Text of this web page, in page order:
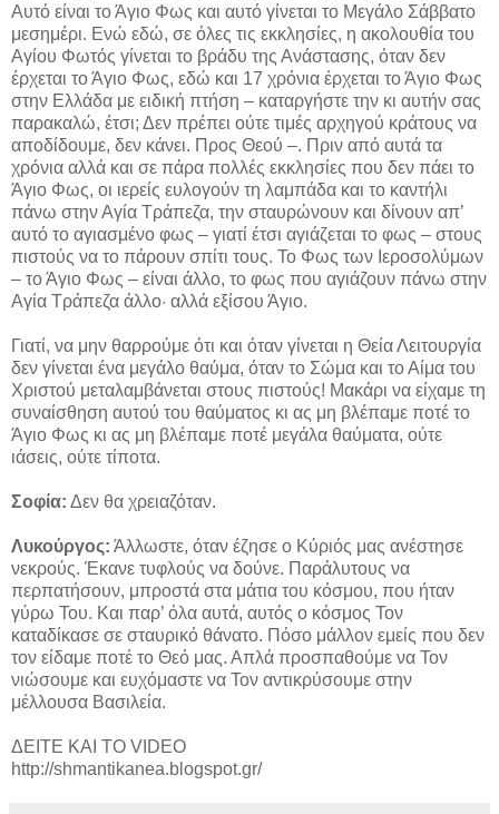
Αυτό είναι το Άγιο Φως και αυτό γίνεται το Μεγάλο Σάββατο
μεσημέρι. Ενώ εδώ, σε όλες τις εκκλησίες, η ακολουθία του
Αγίου Φωτός γίνεται το βράδυ της Ανάστασης, όταν δεν
έρχεται το Άγιο Φως, εδώ και 17 χρόνια έρχεται το Άγιο Φως
στην Ελλάδα με ειδική πτήση – καταργήστε την κι αυτήν σας
παρακαλώ, έτσι; Δεν πρέπει ούτε τιμές αρχηγού κράτους να
αποδίδουμε, δεν κάνει. Προς Θεού –. Πριν από αυτά τα
χρόνια αλλά και σε πάρα πολλές εκκλησίες που δεν πάει το
Άγιο Φως, οι ιερείς ευλογούν τη λαμπάδα και το καντήλι
πάνω στην Αγία Τράπεζα, την σταυρώνουν και δίνουν απ’
αυτό το αγιασμένο φως – γιατί έτσι αγιάζεται το φως – στους
πιστούς να το πάρουν σπίτι τους. Το Φως των Ιεροσολύμων
– το Άγιο Φως – είναι άλλο, το φως που αγιάζουν πάνω στην
Αγία Τράπεζα άλλο· αλλά εξίσου Άγιο.
Γιατί, να μην θαρρούμε ότι και όταν γίνεται η Θεία Λειτουργία
δεν γίνεται ένα μεγάλο θαύμα, όταν το Σώμα και το Αίμα του
Χριστού μεταλαμβάνεται στους πιστούς! Μακάρι να είχαμε τη
συναίσθηση αυτού του θαύματος κι ας μη βλέπαμε ποτέ το
Άγιο Φως κι ας μη βλέπαμε ποτέ μεγάλα θαύματα, ούτε
ιάσεις, ούτε τίποτα.
Σοφία: Δεν θα χρειαζόταν.
Λυκούργος: Άλλωστε, όταν έζησε ο Κύριός μας ανέστησε
νεκρούς. Έκανε τυφλούς να δούνε. Παράλυτους να
περπατήσουν, μπροστά στα μάτια του κόσμου, που ήταν
γύρω Του. Και παρ’ όλα αυτά, αυτός ο κόσμος Τον
καταδίκασε σε σταυρικό θάνατο. Πόσο μάλλον εμείς που δεν
τον είδαμε ποτέ το Θεό μας. Απλά προσπαθούμε να Τον
νιώσουμε και ευχόμαστε να Τον αντικρύσουμε στην
μέλλουσα Βασιλεία.
ΔΕΙΤΕ ΚΑI TΟ VIDEO
http://shmantikanea.blogspot.gr/